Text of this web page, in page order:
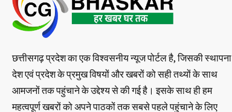
छत्तीसगढ़ प्रदेश का एक विश्वसनीय न्यूज पोर्टल है, जिसकी स्थापना
देश एवं प्रदेश के प्रमुख विषयों और खबरों को सही तथ्यों के साथ
आमजनों तक पहुंचाने के उद्देश्य से की गई है। इसके साथ ही हम
महत्वपूर्ण खबरों को अपने पाठकों तक सबसे पहले पहुंचाने के लिए